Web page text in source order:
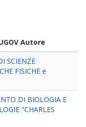
Autore
SCIENZE
FISICHE e
DI BIOLOGIA E
"CHARLES